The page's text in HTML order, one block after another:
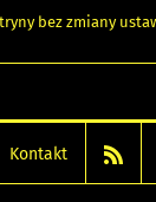
bez zmiany
Kontakt